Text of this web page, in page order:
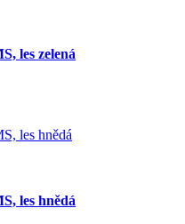
les zelená
les hnědá